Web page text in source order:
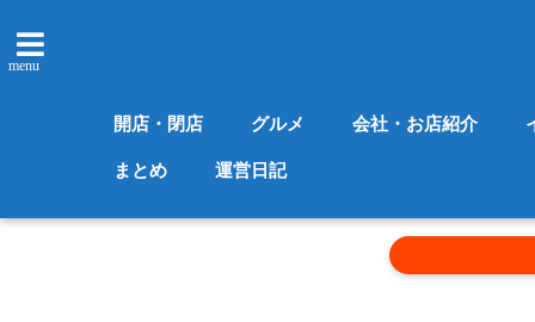
menu
開店・閉店 グルメ 会社・お店紹介
まとめ 運営日記